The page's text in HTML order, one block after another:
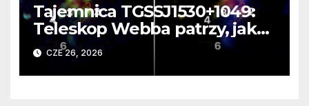
Tajemnica TGSSJ1530+1049:
Teleskop Webba patrzy, jak
rodzi się supergalaktyka i
monstrualna czarna dziura
CZE 26, 2026